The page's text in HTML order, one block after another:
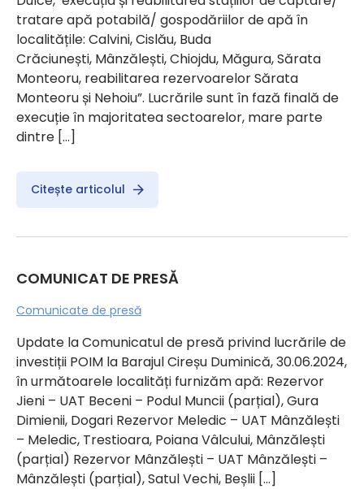
tratare apă potabilă/ gospodăriilor de apă în
localitățile: Calvini, Cislău, Buda
Crăciunești, Mânzălești, Chiojdu, Măgura, Sărata
Monteoru, reabilitarea rezervoarelor Sărata
Monteoru și Nehoiu”. Lucrările sunt în fază finală de
execuție în majoritatea sectoarelor, mare parte
dintre […]
Citește articolul
COMUNICAT DE PRESĂ
Comunicate de presă
Update la Comunicatul de presă privind lucrările de
investiții POIM la Barajul Cireșu Duminică, 30.06.2024,
în următoarele localități furnizăm apă: Rezervor
Jieni – UAT Beceni – Podul Muncii (parțial), Gura
Dimienii, Dogari Rezervor Meledic – UAT Mânzălești
– Meledic, Trestioara, Poiana Vâlcului, Mânzălești
(parțial) Rezervor Mânzălești – UAT Mânzălești –
Mânzălești (parțial), Satul Vechi, Beșlii […]